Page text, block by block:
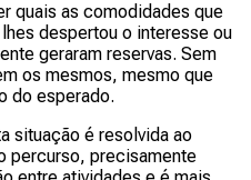
quais as comodidades que
despertou o interesse ou
geraram reservas. Sem
os mesmos, mesmo que
do esperado.
situação é resolvida ao
percurso, precisamente